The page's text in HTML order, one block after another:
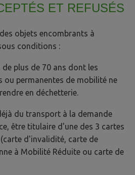
ET REFUSÉS
objets encombrants à
conditions :
plus de 70 ans dont les
permanentes de mobilité ne
en déchetterie.
du transport à la demande
être titulaire d'une des 3 cartes
d'invalidité, carte de
à Mobilité Réduite ou carte de